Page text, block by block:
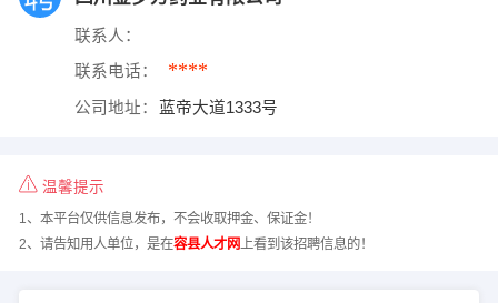
联系人：
联系电话： ****
公司地址： 蓝帝大道1333号
温馨提示
1、本平台仅供信息发布，不会收取押金、保证金！
2、请告知用人单位，是在容县人才网 上看到该招聘信息的！